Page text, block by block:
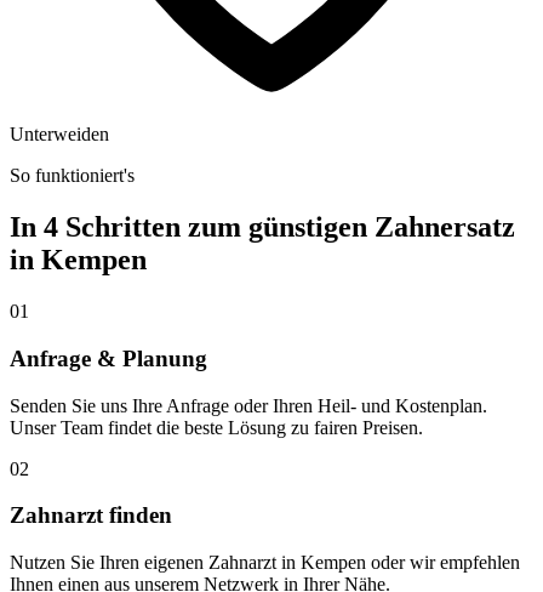
Unterweiden
So funktioniert's
In 4 Schritten zum günstigen Zahnersatz
in Kempen
01
Anfrage & Planung
Senden Sie uns Ihre Anfrage oder Ihren Heil- und Kostenplan.
Unser Team findet die beste Lösung zu fairen Preisen.
02
Zahnarzt finden
Nutzen Sie Ihren eigenen Zahnarzt in Kempen oder wir empfehlen
Ihnen einen aus unserem Netzwerk in Ihrer Nähe.